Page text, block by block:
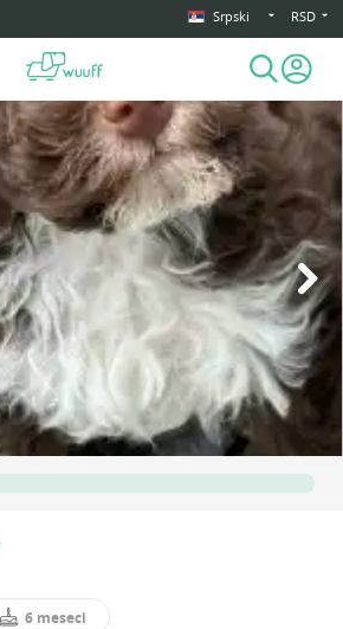
Srpski RSD
6 meseci